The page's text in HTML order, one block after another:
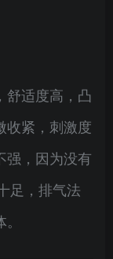
舒适度高，凸
收紧，刺激度
强，因为没有
足，排气法